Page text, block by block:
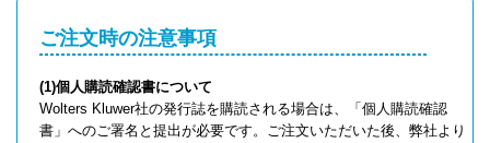
ご注文時の注意事項
(1)個人購読確認書について
Wolters Kluwer社の発行誌を購読される場合は、「個人購読確認
書」へのご署名と提出が必要です。ご注文いただいた後、弊社より